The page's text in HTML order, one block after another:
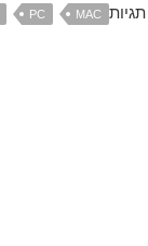
תגיות MAC
PC